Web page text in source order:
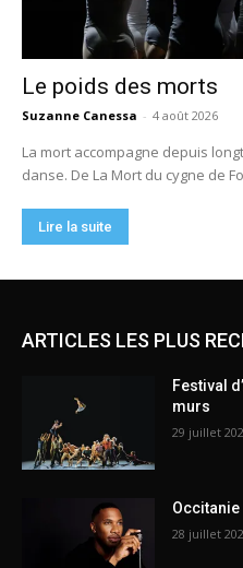
ARTICLES LES PLUS
Festival
murs
29 juillet
Occitanie
28 juillet